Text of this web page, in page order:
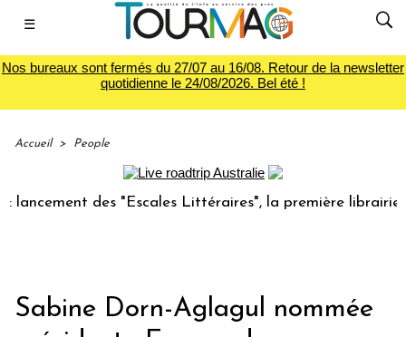
☰
Nos bureaux sont fermés du 27/07 au 16/08. Retour de la newsletter
quotidienne le 24/08/2026. Bel été !
Accueil > People
des "Escales Littéraires", la première librairie du
Sabine Dorn-Aglagul nommée